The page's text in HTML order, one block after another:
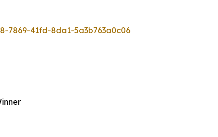
7869-41fd-8da1-5a3b763a0c06